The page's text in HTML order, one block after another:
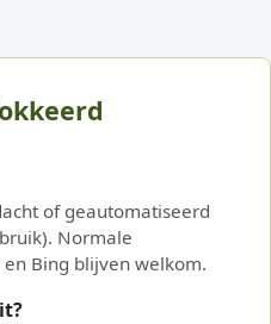
of geautomatiseerd
Normale
Bing blijven welkom.